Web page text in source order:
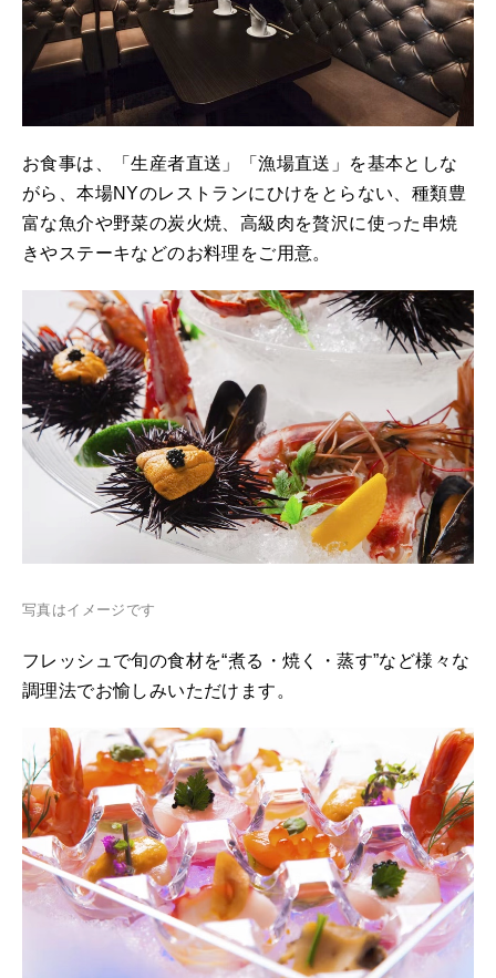
お食事は、「生産者直送」「漁場直送」を基本としな
がら、本場NYのレストランにひけをとらない、種類豊
富な魚介や野菜の炭火焼、高級肉を贅沢に使った串焼
きやステーキなどのお料理をご用意。
写真はイメージです
フレッシュで旬の食材を“煮る・焼く・蒸す”など様々な
調理法でお愉しみいただけます。